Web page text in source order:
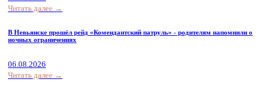
Читать далее →
В Невьянске прошёл рейд «Комендантский патруль» - родителям напомнили о
ночных ограничениях
06.08.2026
Читать далее →